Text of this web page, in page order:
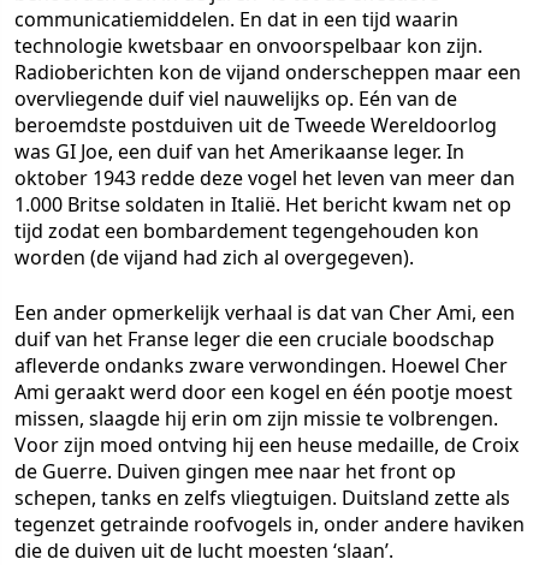
communicatiemiddelen. En dat in een tijd waarin
technologie kwetsbaar en onvoorspelbaar kon zijn.
Radioberichten kon de vijand onderscheppen maar een
overvliegende duif viel nauwelijks op. Eén van de
beroemdste postduiven uit de Tweede Wereldoorlog
was GI Joe, een duif van het Amerikaanse leger. In
oktober 1943 redde deze vogel het leven van meer dan
1.000 Britse soldaten in Italië. Het bericht kwam net op
tijd zodat een bombardement tegengehouden kon
worden (de vijand had zich al overgegeven).
Een ander opmerkelijk verhaal is dat van Cher Ami, een
duif van het Franse leger die een cruciale boodschap
afleverde ondanks zware verwondingen. Hoewel Cher
Ami geraakt werd door een kogel en één pootje moest
missen, slaagde hij erin om zijn missie te volbrengen.
Voor zijn moed ontving hij een heuse medaille, de Croix
de Guerre. Duiven gingen mee naar het front op
schepen, tanks en zelfs vliegtuigen. Duitsland zette als
tegenzet getrainde roofvogels in, onder andere haviken
die de duiven uit de lucht moesten ‘slaan’.